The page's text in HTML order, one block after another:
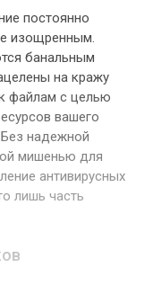
постоянно
изощренным.
банальным
на кражу
файлам с целью
вашего
надежной
мишенью для
антивирусных
лишь часть